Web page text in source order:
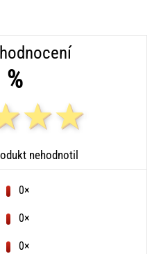
nehodnotil
0×
0×
0×